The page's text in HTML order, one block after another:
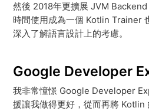
然後 2018年更擴展 JVM
時間使用成為一個 Kotlin Trainer
深入了解語言設計上的考慮。
Google Developer
我非常憧憬 Google Developer
援讓我做得更好，從而再將 Kotlin